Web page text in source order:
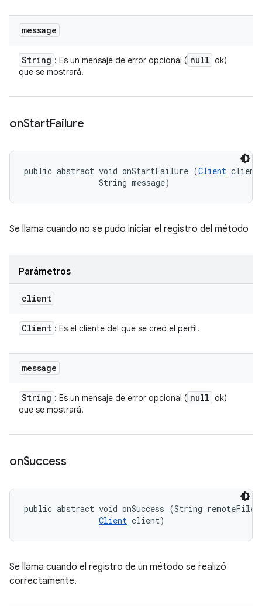
message
String : Es un mensaje de error opcional ( null ok)
que se mostrará.
onStartFailure
public abstract void onStartFailure (Client
                String message)
Se llama cuando no se pudo iniciar el registro del método
Parámetros
client
Client : Es el cliente del que se creó el perfil.
message
String : Es un mensaje de error opcional ( null ok)
que se mostrará.
onSuccess
public abstract void onSuccess (String
Client client)
Se llama cuando el registro de un método se realizó
correctamente.